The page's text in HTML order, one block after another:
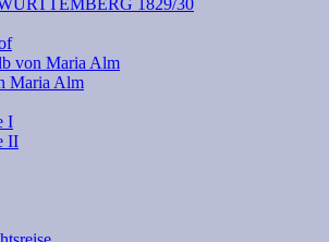
von Maria Alm
Maria Alm
I
II